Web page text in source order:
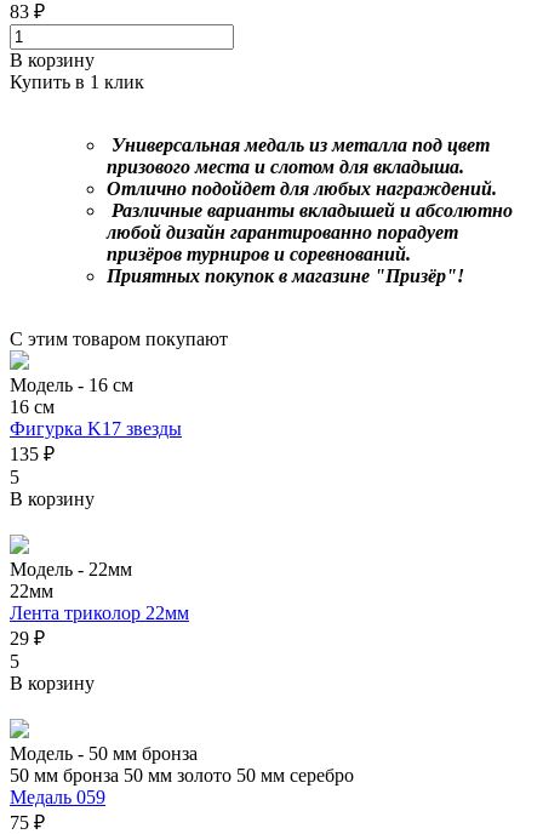
83 ₽
В корзину
Купить в 1 клик
Универсальная медаль из металла под цвет
призового места и слотом для вкладыша.
Отлично подойдет для любых награждений.
Различные варианты вкладышей и абсолютно
любой дизайн гарантированно порадует
призёров турниров и соревнований.
Приятных покупок в магазине "Призёр"!
С этим товаром покупают
Модель - 16 см
16 см
Фигурка K17 звезды
135 ₽
5
В корзину
Модель - 22мм
22мм
Лента триколор 22мм
29 ₽
5
В корзину
Модель - 50 мм бронза
50 мм бронза 50 мм золото 50 мм серебро
Медаль 059
75 ₽